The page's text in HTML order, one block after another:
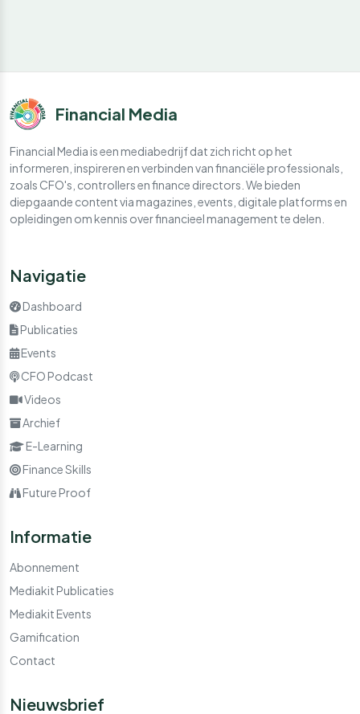
Financial Media
Financial Media is een mediabedrijf dat zich richt op het
informeren, inspireren en verbinden van financiële professionals,
zoals CFO's, controllers en finance directors. We bieden
diepgaande content via magazines, events, digitale platforms en
opleidingen om kennis over financieel management te delen.
Navigatie
Dashboard
Publicaties
Events
CFO Podcast
Videos
Archief
E-Learning
Finance Skills
Future Proof
Informatie
Abonnement
Mediakit Publicaties
Mediakit Events
Gamification
Contact
Nieuwsbrief